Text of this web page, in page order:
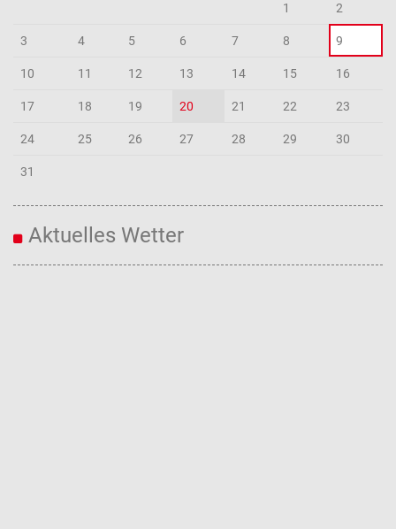
1 2
3 4 5 6 7 8 9
10 11 12 13 14 15 16
17 18 19 20 21 22 23
24 25 26 27 28 29 30
31
Aktuelles Wetter